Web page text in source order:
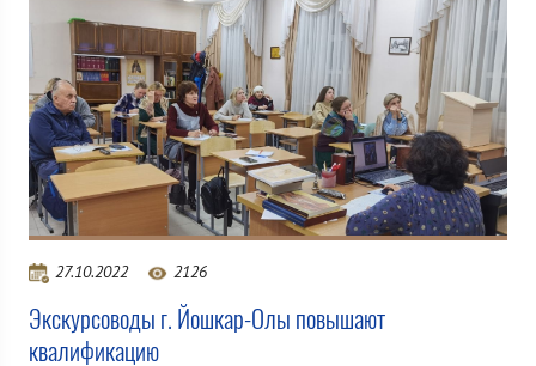
27.10.2022 2126
Экскурсоводы г. Йошкар-Олы повышают
квалификацию